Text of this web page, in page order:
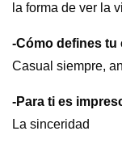
la forma de ver la
-Cómo defines
Casual siempre,
-Para ti es
La sinceridad